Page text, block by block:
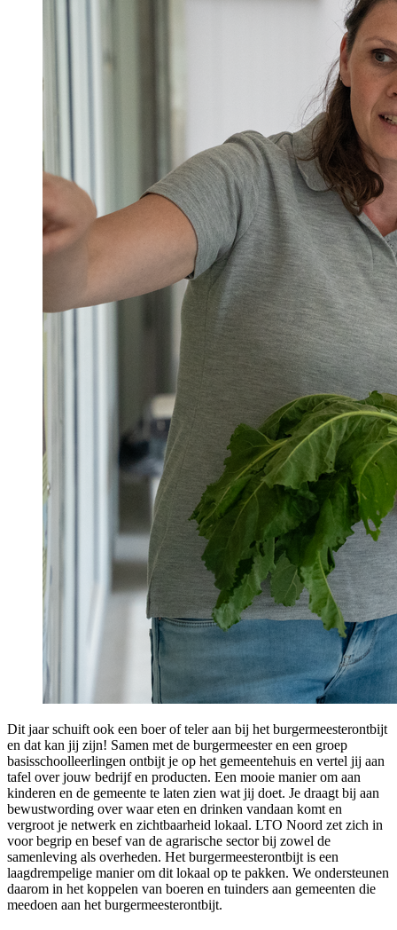
Dit jaar schuift ook een boer of teler aan bij het burgermeesterontbijt
en dat kan jij zijn! Samen met de burgermeester en een groep
basisschoolleerlingen ontbijt je op het gemeentehuis en vertel jij aan
tafel over jouw bedrijf en producten. Een mooie manier om aan
kinderen en de gemeente te laten zien wat jij doet. Je draagt bij aan
bewustwording over waar eten en drinken vandaan komt en
vergroot je netwerk en zichtbaarheid lokaal. LTO Noord zet zich in
voor begrip en besef van de agrarische sector bij zowel de
samenleving als overheden. Het burgermeesterontbijt is een
laagdrempelige manier om dit lokaal op te pakken. We ondersteunen
daarom in het koppelen van boeren en tuinders aan gemeenten die
meedoen aan het burgermeesterontbijt.